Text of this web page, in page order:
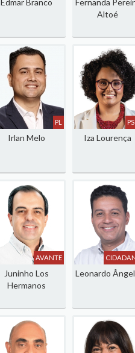
Edmar Branco
Fernanda
Altoé
PL
Irlan Melo Iza Lourença
AVANTE
Juninho Los
Hermanos
Leonardo